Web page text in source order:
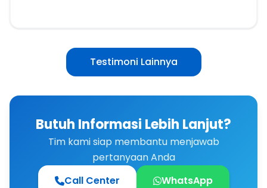
Testimoni Lainnya
Butuh Informasi Lebih Lanjut?
Tim kami siap membantu menjawab
pertanyaan Anda
Call Center
WhatsApp